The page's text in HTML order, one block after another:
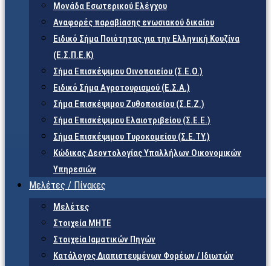
Μονάδα Εσωτερικού Ελέγχου
Αναφορές παραβίασης ενωσιακού δικαίου
Ειδικό Σήμα Ποιότητας για την Ελληνική Κουζίνα
(Ε.Σ.Π.Ε.Κ)
Σήμα Επισκέψιμου Οινοποιείου (Σ.Ε.Ο.)
Ειδικό Σήμα Αγροτουρισμού (Ε.Σ.Α.)
Σήμα Επισκέψιμου Ζυθοποιείου (Σ.Ε.Ζ.)
Σήμα Επισκέψιμου Ελαιοτριβείου (Σ.Ε.Ε.)
Σήμα Επισκέψιμου Τυροκομείου (Σ.Ε.TY.)
Κώδικας Δεοντολογίας Υπαλλήλων Οικονομικών
Υπηρεσιών
Μελέτες / Πίνακες
Μελέτες
Στοιχεία ΜΗΤΕ
Στοιχεία Ιαματικών Πηγών
Κατάλογος Διαπιστευμένων Φορέων / Ιδιωτών